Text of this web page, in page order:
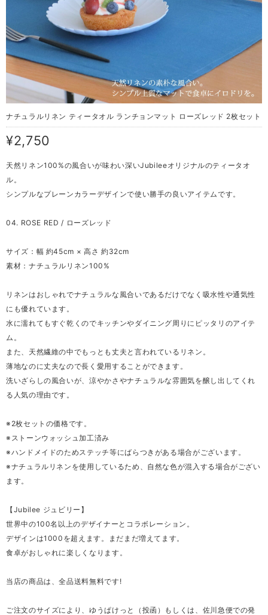
ナチュラルリネン ティータオル ランチョンマット ローズレッド 2枚セット
¥2,750
天然リネン100%の風合いが味わい深いJubileeオリジナルのティータオ
ル。
シンプルなプレーンカラーデザインで使い勝手の良いアイテムです。
04. ROSE RED / ローズレッド
サイズ：幅 約45cm × 高さ 約32cm
素材：ナチュラルリネン100%
リネンはおしゃれでナチュラルな風合いであるだけでなく吸水性や通気性
にも優れています。
水に濡れてもすぐ乾くのでキッチンやダイニング周りにピッタリのアイテ
ム。
また、天然繊維の中でもっとも丈夫と言われているリネン。
薄地なのに丈夫なので長く愛用することができます。
洗いざらしの風合いが、涼やかさやナチュラルな雰囲気を醸し出してくれ
る人気の理由です。
※2枚セットの価格です。
※ストーンウォッシュ加工済み
※ハンドメイドのためステッチ等にばらつきがある場合がございます。
※ナチュラルリネンを使用しているため、自然な色が混入する場合がござい
ます。
【Jubilee ジュビリー】
世界中の100名以上のデザイナーとコラボレーション。
デザインは1000を超えます。まだまだ増えてます。
食卓がおしゃれに楽しくなります。
当店の商品は、全品送料無料です!
ご注文のサイズにより、ゆうぱけっと（投函）もしくは、佐川急便での発